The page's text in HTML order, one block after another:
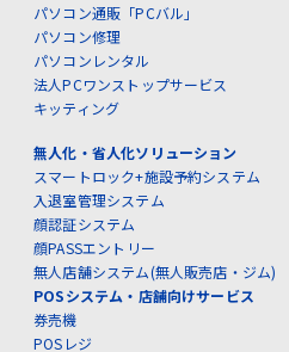
パソコン通販「PCバル」
パソコン修理
パソコンレンタル
法人PCワンストップサービス
キッティング
無人化・省人化ソリューション
スマートロック+施設予約システム
入退室管理システム
顔認証システム
顔PASSエントリー
無人店舗システム(無人販売店・ジム)
POSシステム・店舗向けサービス
券売機
POSレジ